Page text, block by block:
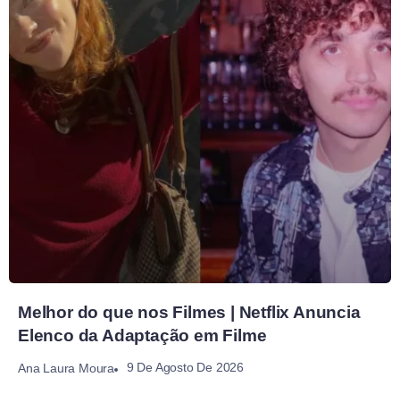
Melhor do que nos Filmes | Netflix Anuncia
Elenco da Adaptação em Filme
Ana Laura Moura 9 De Agosto De 2026